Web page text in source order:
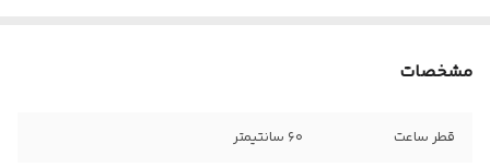
مشخصات
قطر ساعت ۶۰ سانتیمتر